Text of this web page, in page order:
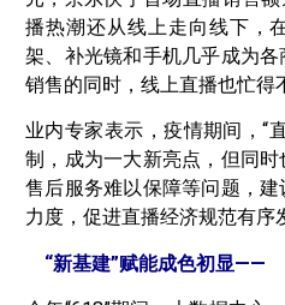
播热潮还从线上走向线下，
架、补光镜和手机几乎成为
销售的同时，线上直播也忙得
业内专家表示，疫情期间，“
制，成为一大新亮点，但同时
售后服务难以保障等问题，
力度，促进直播经济规范有序
“新基建”赋能成色初显——